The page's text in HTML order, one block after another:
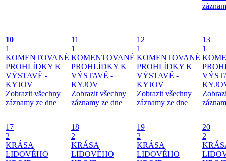
10
1
KOMENTOVANÉ
PROHLÍDKY K
VÝSTAVĚ -
KYJOV
Zobrazit všechny
záznamy ze dne
11
1
KOMENTOVANÉ
PROHLÍDKY K
VÝSTAVĚ -
KYJOV
Zobrazit všechny
záznamy ze dne
12
1
KOMENTOVANÉ
PROHLÍDKY K
VÝSTAVĚ -
KYJOV
Zobrazit všechny
záznamy ze dne
13
1
17
2
KRÁSA
LIDOVÉHO
18
2
KRÁSA
LIDOVÉHO
19
2
KRÁSA
LIDOVÉHO
20
2